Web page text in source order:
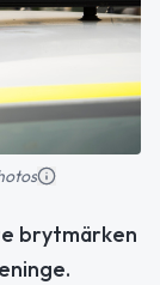
brytmärken